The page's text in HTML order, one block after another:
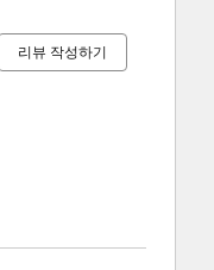
리뷰 작성하기
료